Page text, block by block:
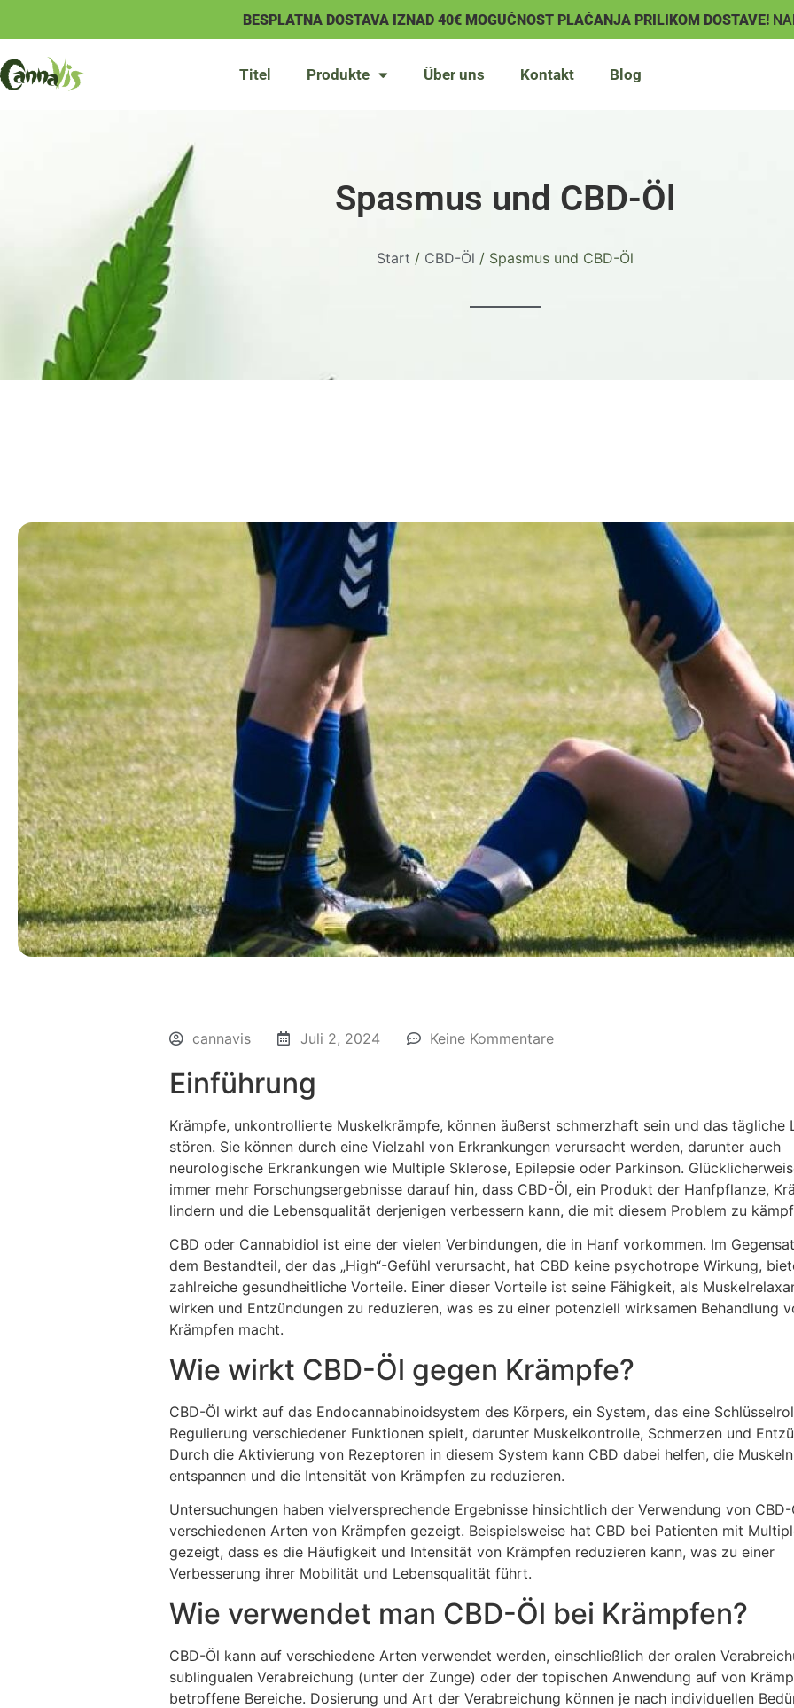
BESPLATNA DOSTAVA IZNAD 40€ MOGUĆNOST PLAĆANJA PRILIKOM DOSTAVE!
Titel Produkte Über uns Kontakt Blog
Spasmus und CBD-Öl
Start / CBD-Öl / Spasmus und CBD-Öl
cannavis Juli 2, 2024 Keine Kommentare
Einführung
Krämpfe, unkontrollierte Muskelkrämpfe, können äußerst schmerzhaft sein und das tägliche
stören. Sie können durch eine Vielzahl von Erkrankungen verursacht werden, darunter auch
neurologische Erkrankungen wie Multiple Sklerose, Epilepsie oder Parkinson.
immer mehr Forschungsergebnisse darauf hin, dass CBD-Öl, ein Produkt der Hanfpflanze,
lindern und die Lebensqualität derjenigen verbessern kann, die mit diesem Problem zu
CBD oder Cannabidiol ist eine der vielen Verbindungen, die in Hanf vorkommen. Im
dem Bestandteil, der das „High“-Gefühl verursacht, hat CBD keine psychotrope Wirkung,
zahlreiche gesundheitliche Vorteile. Einer dieser Vorteile ist seine Fähigkeit, als
wirken und Entzündungen zu reduzieren, was es zu einer potenziell wirksamen Behandlung
Krämpfen macht.
Wie wirkt CBD-Öl gegen Krämpfe?
CBD-Öl wirkt auf das Endocannabinoidsystem des Körpers, ein System, das eine
Regulierung verschiedener Funktionen spielt, darunter Muskelkontrolle, Schmerzen und
Durch die Aktivierung von Rezeptoren in diesem System kann CBD dabei helfen, die
entspannen und die Intensität von Krämpfen zu reduzieren.
Untersuchungen haben vielversprechende Ergebnisse hinsichtlich der Verwendung von
verschiedenen Arten von Krämpfen gezeigt. Beispielsweise hat CBD bei Patienten mit
gezeigt, dass es die Häufigkeit und Intensität von Krämpfen reduzieren kann, was zu einer
Verbesserung ihrer Mobilität und Lebensqualität führt.
Wie verwendet man CBD-Öl bei Krämpfen?
CBD-Öl kann auf verschiedene Arten verwendet werden, einschließlich der oralen
sublingualen Verabreichung (unter der Zunge) oder der topischen Anwendung auf von
betroffene Bereiche. Dosierung und Art der Verabreichung können je nach individuellen